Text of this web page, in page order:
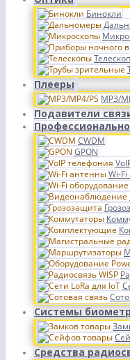
Бинокли
Плееры
MP3/
Подавители
CWDM
GPON
Wi-
Системы
Средства